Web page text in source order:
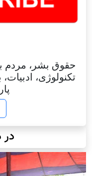
حقوق بشر، مردم
تکنولوژی،